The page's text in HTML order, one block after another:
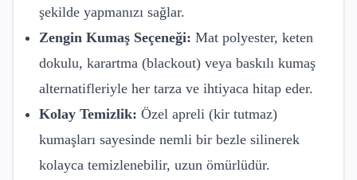
şekilde yapmanızı sağlar.
Zengin Kumaş Seçeneği: Mat polyester, keten
dokulu, karartma (blackout) veya baskılı kumaş
alternatifleriyle her tarza ve ihtiyaca hitap eder.
Kolay Temizlik: Özel apreli (kir tutmaz)
kumaşları sayesinde nemli bir bezle silinerek
kolayca temizlenebilir, uzun ömürlüdür.